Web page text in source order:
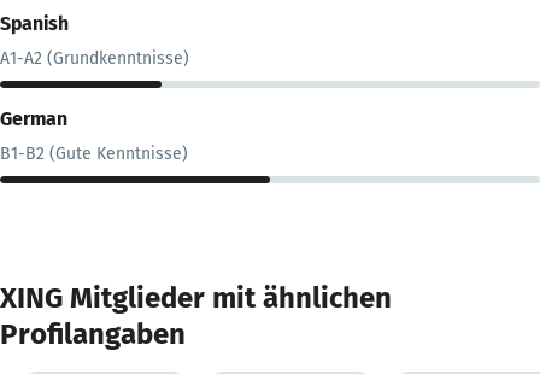
Spanish
A1-A2 (Grundkenntnisse)
German
B1-B2 (Gute Kenntnisse)
XING Mitglieder mit ähnlichen
Profilangaben